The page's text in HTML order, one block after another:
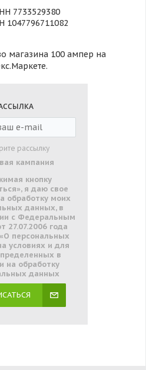
7733529380
1047796711082
рассылку
кампания
кнопку
я даю свое
обработку моих
данных, в
с Федеральным
27.07.2006 года
персональных
условиях и для
в
на обработку
данных